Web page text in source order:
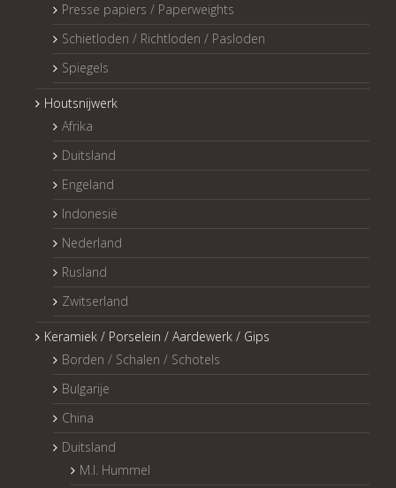
Presse papiers / Paperweights
Schietloden / Richtloden / Pasloden
Spiegels
Houtsnijwerk
Afrika
Duitsland
Engeland
Indonesië
Nederland
Rusland
Zwitserland
Keramiek / Porselein / Aardewerk / Gips
Borden / Schalen / Schotels
Bulgarije
China
Duitsland
M.I. Hummel